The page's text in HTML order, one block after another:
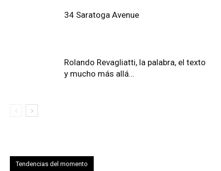
34 Saratoga Avenue
Rolando Revagliatti, la palabra, el texto
y mucho más allá…
Tendencias del momento